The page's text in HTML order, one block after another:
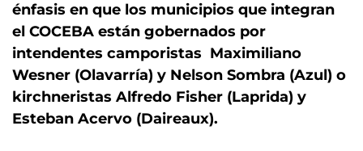
énfasis en que los municipios que integran
el COCEBA están gobernados por
intendentes camporistas Maximiliano
Wesner (Olavarría) y Nelson Sombra (Azul) o
kirchneristas Alfredo Fisher (Laprida) y
Esteban Acervo (Daireaux).